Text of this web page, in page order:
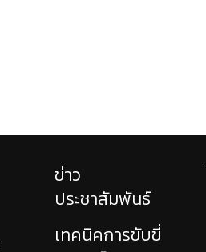
ข่าว
ประชาสัมพันธ์
เทคนิคการขับขี่